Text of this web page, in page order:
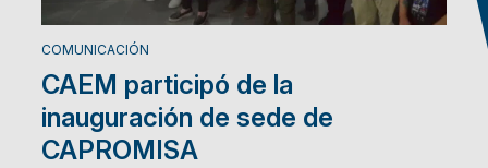
COMUNICACIÓN
CAEM participó de la
inauguración de sede de
CAPROMISA